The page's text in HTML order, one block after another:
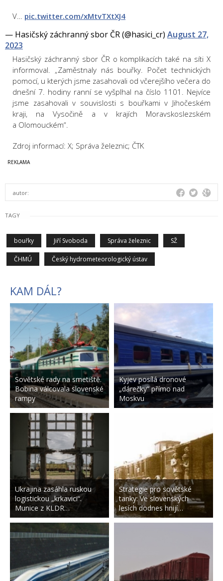
V… pic.twitter.com/xMtvTXtXJ4
— Hasičský záchranný sbor ČR (@hasici_cr) August 27,
2023
Hasičský záchranný sbor ČR o komplikacích také na síti X
informoval. „Zaměstnaly nás bouřky. Počet technických
pomocí, u kterých jsme zasahovali od včerejšího večera do
dnešní 7. hodiny ranní se vyšplhal na číslo 1101. Nejvíce
jsme zasahovali v souvislosti s bouřkami v Jihočeském
kraji, na Vysočině a v krajích Moravskoslezském
a Olomouckém“.
Zdroj informací: X; Správa železnic; ČTK
autor:
TAGY
bouřky Jiří Svoboda Správa železnic SŽ
ČHMÚ Český hydrometeorologický ústav
KAM DÁL?
Sovětské rady na smetiště.
Bobina válcovala slovenské
rampy
Ukrajina zasáhla ruskou
logistickou „krkavici“.
Munice z KLDR…
Kyjev posílá dronové
„dárečky” přímo nad
Moskvu
Strategie pro sovětské
tanky: Ve slovenských
lesích dodnes hnijí…